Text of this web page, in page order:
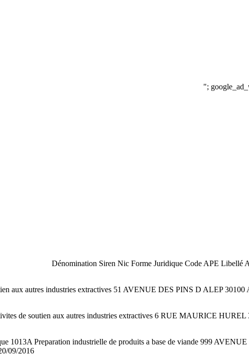
";
Dénomination Siren Nic Forme Juridique Code APE Libellé
aux autres industries extractives 51 AVENUE DES PINS D ALEP
de soutien aux autres industries extractives 6 RUE MAURICE
1013A Preparation industrielle de produits a base de viande 999
09/2016